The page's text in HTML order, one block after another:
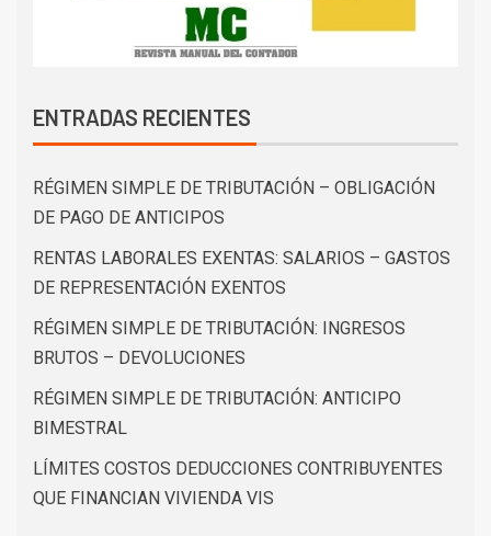
ENTRADAS RECIENTES
RÉGIMEN SIMPLE DE TRIBUTACIÓN – OBLIGACIÓN
DE PAGO DE ANTICIPOS
RENTAS LABORALES EXENTAS: SALARIOS – GASTOS
DE REPRESENTACIÓN EXENTOS
RÉGIMEN SIMPLE DE TRIBUTACIÓN: INGRESOS
BRUTOS – DEVOLUCIONES
RÉGIMEN SIMPLE DE TRIBUTACIÓN: ANTICIPO
BIMESTRAL
LÍMITES COSTOS DEDUCCIONES CONTRIBUYENTES
QUE FINANCIAN VIVIENDA VIS